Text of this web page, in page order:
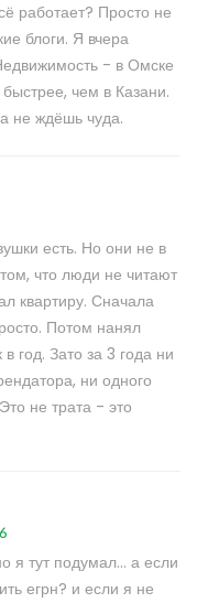
работает? Просто не
блоги. Я вчера
- в Омске
чем в Казани.
не ждёшь чуда.
есть. Но они не в
что люди не читают
квартиру. Сначала
Потом нанял
год. Зато за 3 года ни
ни одного
не трата - это
я тут подумал... а если
егрн? и если я не